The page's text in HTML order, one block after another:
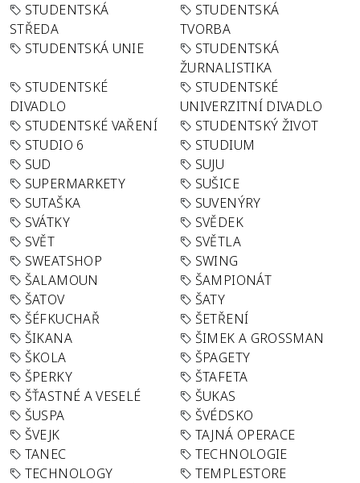
STUDENTSKÁ
STŘEDA
STUDENTSKÁ
TVORBA
STUDENTSKÁ UNIE
STUDENTSKÁ
ŽURNALISTIKA
STUDENTSKÉ
DIVADLO
STUDENTSKÉ
UNIVERZITNÍ DIVADLO
STUDENTSKÉ VAŘENÍ
STUDENTSKÝ ŽIVOT
STUDIO 6
STUDIUM
SUD
SUJU
SUPERMARKETY
SUŠICE
SUTAŠKA
SUVENÝRY
SVÁTKY
SVĚDEK
SVĚT
SVĚTLA
SWEATSHOP
SWING
ŠALAMOUN
ŠAMPIONÁT
ŠATOV
ŠATY
ŠÉFKUCHAŘ
ŠETŘENÍ
ŠIKANA
ŠIMEK A GROSSMAN
ŠKOLA
ŠPAGETY
ŠPERKY
ŠTAFETA
ŠŤASTNÉ A VESELÉ
ŠUKAS
ŠUSPA
ŠVÉDSKO
ŠVEJK
TAJNÁ OPERACE
TANEC
TECHNOLOGIE
TECHNOLOGY
TEMPLESTORE